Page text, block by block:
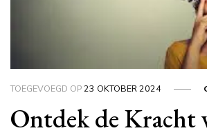
TOEGEVOEGD OP23 OKTOBER 2024
Ontdek de Kracht